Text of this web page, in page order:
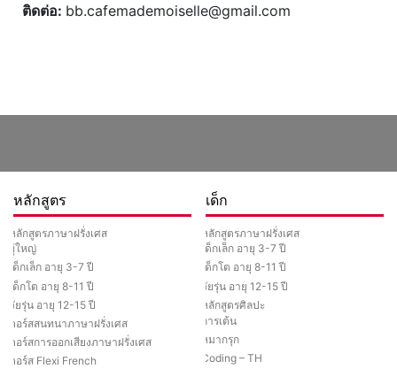
ติดต่อ: bb.cafemademoiselle@gmail.com
หลักสูตร
หลักสูตรภาษาฝรั่งเศส
ผู้ใหญ่
เด็กเล็ก อายุ 3-7 ปี
เด็กโต อายุ 8-11 ปี
วัยรุ่น อายุ 12-15 ปี
คอร์สสนทนาภาษาฝรั่งเศส
คอร์สการออกเสียงภาษาฝรั่งเศส
คอร์ส Flexi French
เด็ก
หลักสูตรภาษาฝรั่งเศส
เด็กเล็ก อายุ 3-7 ปี
เด็กโต อายุ 8-11 ปี
วัยรุ่น อายุ 12-15 ปี
หลักสูตรศิลปะ
การเต้น
หมากรุก
Coding – TH